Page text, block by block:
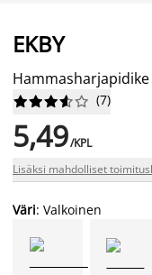
EKBY
Hammasharjapidike





 (7)
5,49/KPL
Lisäksi mahdolliset
Väri: Valkoinen